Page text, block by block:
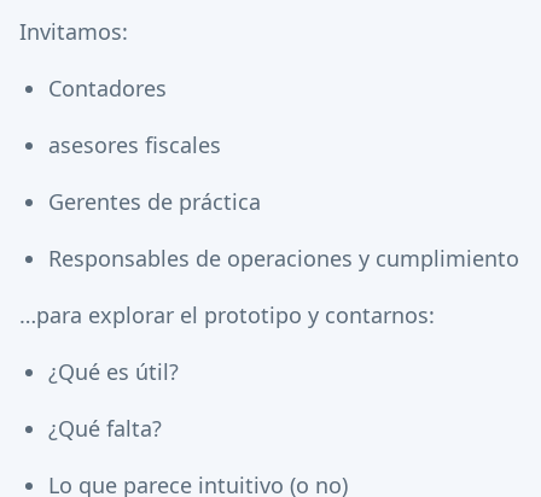
Invitamos:
Contadores
asesores fiscales
Gerentes de práctica
Responsables de operaciones y cumplimiento
…para explorar el prototipo y contarnos:
¿Qué es útil?
¿Qué falta?
Lo que parece intuitivo (o no)